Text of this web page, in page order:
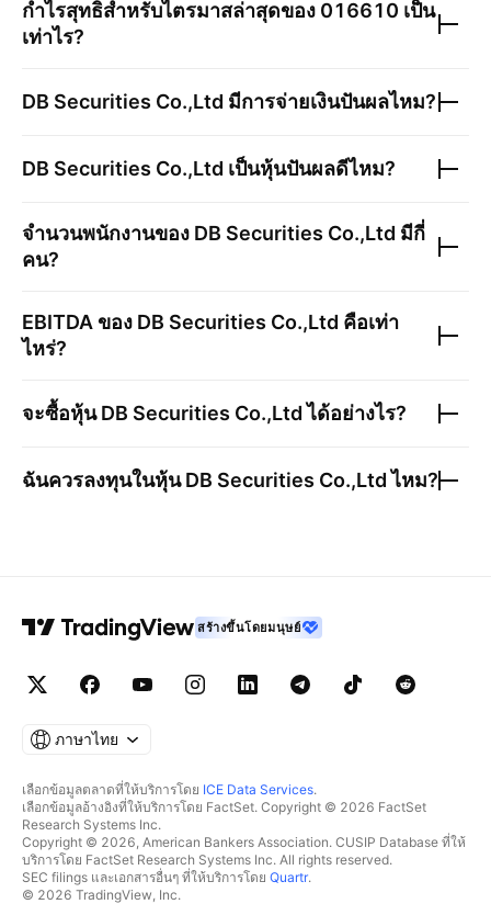
กำไรสุทธิสำหรับไตรมาสล่าสุดของ 016610 เป็น
เท่าไร?
DB Securities Co.,Ltd มีการจ่ายเงินปันผลไหม?
DB Securities Co.,Ltd เป็นหุ้นปันผลดีไหม?
จำนวนพนักงานของ DB Securities Co.,Ltd มีกี่
คน?
EBITDA ของ DB Securities Co.,Ltd คือเท่า
ไหร่?
จะซื้อหุ้นDB Securities Co.,Ltdได้อย่างไร?
ฉันควรลงทุนในหุ้นDB Securities Co.,Ltdไหม?
สร้างขึ้นโดยมนุษย์
ภาษาไทย
เลือกข้อมูลตลาดที่ให้บริการโดย ICE Data Services.
เลือกข้อมูลอ้างอิงที่ให้บริการโดย FactSet. Copyright © 2026 FactSet
Research Systems Inc.
Copyright © 2026, American Bankers Association. CUSIP Database ที่ให้
บริการโดย FactSet Research Systems Inc. All rights reserved.
SEC filings และเอกสารอื่นๆ ที่ให้บริการโดย Quartr.
© 2026 TradingView, Inc.